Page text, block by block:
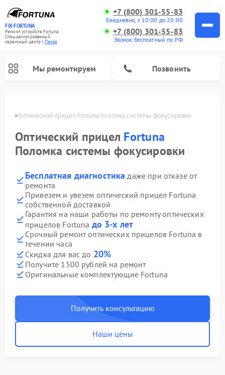
FIX-FORTUNA
Ремонт устройств Fortuna
Специализированный
cервисный центр г.Пенза
+7 (800) 301-55-83
Ежедневно, с 10:00 до 20:00
+7 (800) 301-55-83
Звонок бесплатный по РФ
Мы ремонтируем Позвонить
Оптический прицел Fortuna поломка системы фокусировки
Оптический прицел Fortuna
Поломка системы фокусировки
Бесплатная диагностика даже при отказе от
ремонта
Привезем и увезем оптический прицел Fortuna
собственной доставкой
Гарантия на наши работы по ремонту оптических
прицелов Fortuna до 3-х лет
Срочный ремонт оптических прицелов Fortuna в
течении часа
Скидка для вас до 20%
Получите 1500 рублей на ремонт
Оригинальные комплектующие Fortuna
Получить консультацию
Наши цены